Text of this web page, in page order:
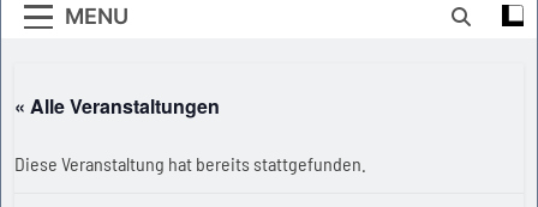
MENU
« Alle Veranstaltungen
Diese Veranstaltung hat bereits stattgefunden.